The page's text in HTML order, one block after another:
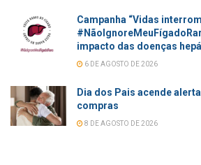
Campanha “Vidas
impacto das doenças
6 DE AGOSTO DE 2026
Dia dos Pais acende
compras
8 DE AGOSTO DE 2026